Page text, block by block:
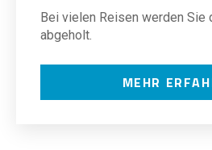
Bei vielen Reisen werden Sie
abgeholt.
MEHR